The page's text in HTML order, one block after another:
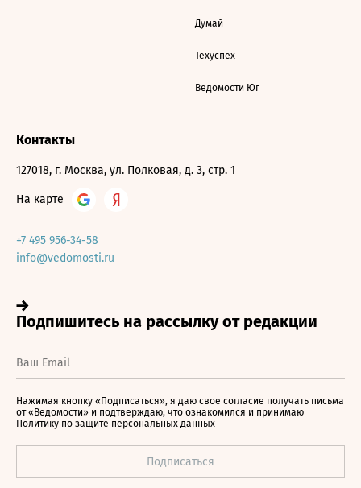
Думай
Техуспех
Ведомости Юг
Контакты
127018, г. Москва, ул. Полковая, д. 3, стр. 1
На карте
+7 495 956-34-58
info@vedomosti.ru
Нажимая кнопку «Подписаться», я даю свое согласие получать письма
от «Ведомости» и подтверждаю, что ознакомился и принимаю
Политику по защите персональных данных